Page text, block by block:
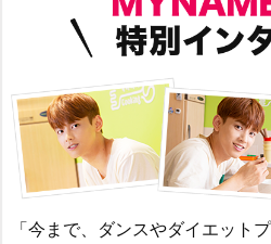
「今まで、ダンスやダイエット